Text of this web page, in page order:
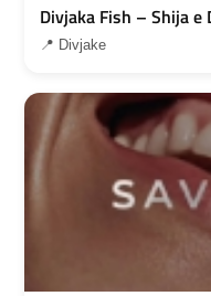
Divjaka Fish – Shija
📍 Divjake